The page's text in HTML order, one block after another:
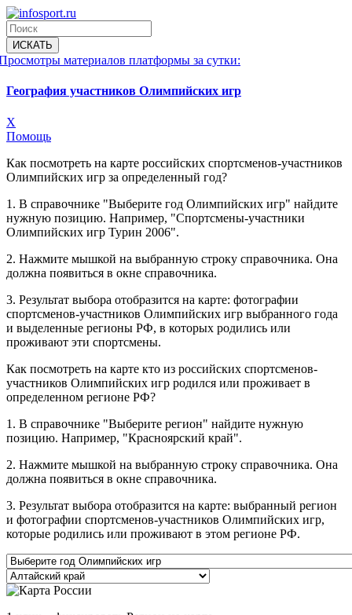
материалов платформы за сутки:
География участников Олимпийских игр
X
Помощь
Как посмотреть на карте российских спортсменов-участников
Олимпийских игр за определенный год?
1. В справочнике "Выберите год Олимпийских игр" найдите
нужную позицию. Например, "Спортсмены-участники
Олимпийских игр Турин 2006".
2. Нажмите мышкой на выбранную строку справочника. Она
должна появиться в окне справочника.
3. Результат выбора отобразится на карте: фотографии
спортсменов-участников Олимпийских игр выбранного года
и выделенные регионы РФ, в которых родились или
проживают эти спортсмены.
Как посмотреть на карте кто из российских спортсменов-
участников Олимпийских игр родился или проживает в
определенном регионе РФ?
1. В справочнике "Выберите регион" найдите нужную
позицию. Например, "Красноярский край".
2. Нажмите мышкой на выбранную строку справочника. Она
должна появиться в окне справочника.
3. Результат выбора отобразится на карте: выбранный регион
и фотографии спортсменов-участников Олимпийских игр,
которые родились или проживают в этом регионе РФ.